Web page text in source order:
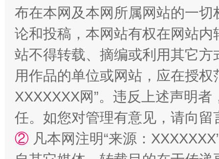
漫山遍野的桃花与雪山、麦地、白藏房 除
布在本网及本网所属网站的一
论和投稿，本网站有权在网站
站不得转载、摘编或利用其它
用作品的单位或网站，应在授
XXXXXXX网”。违反上述声明
任。如您对管理有意见，请向
② 凡本网注明“来源：